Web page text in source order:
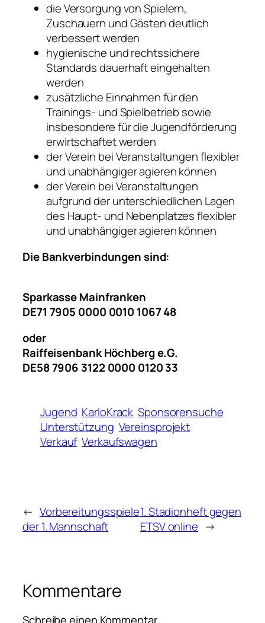
die Versorgung von Spielern,
Zuschauern und Gästen deutlich
verbessert werden
hygienische und rechtssichere
Standards dauerhaft eingehalten
werden
zusätzliche Einnahmen für den
Trainings- und Spielbetrieb sowie
insbesondere für die Jugendförderung
erwirtschaftet werden
der Verein bei Veranstaltungen flexibler
und unabhängiger agieren können
der Verein bei Veranstaltungen
aufgrund der unterschiedlichen Lagen
des Haupt- und Nebenplatzes flexibler
und unabhängiger agieren können
Die Bankverbindungen sind:
Sparkasse Mainfranken
DE71 7905 0000 0010 1067 48
oder
Raiffeisenbank Höchberg e.G.
DE58 7906 3122 0000 0120 33
Jugend KarloKrack Sponsorensuche
Unterstützung Vereinsprojekt
Verkauf Verkaufswagen
← Vorbereitungsspiele
der 1. Mannschaft
1. Stadionheft gegen
ETSV online →
Kommentare